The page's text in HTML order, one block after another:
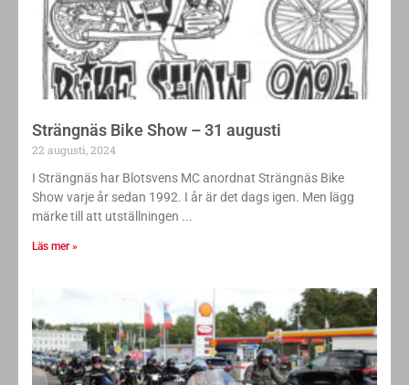
Strängnäs Bike Show – 31 augusti
22 augusti, 2024
I Strängnäs har Blotsvens MC anordnat Strängnäs Bike
Show varje år sedan 1992. I år är det dags igen. Men lägg
märke till att utställningen
Läs mer »